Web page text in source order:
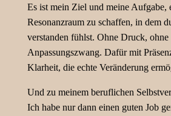
Es ist mein Ziel und meine Aufgabe,
Resonanzraum zu schaffen, in dem
verstanden fühlst. Ohne Druck, ohne
Anpassungszwang. Dafür mit
Klarheit, die echte Veränderung
Und zu meinem beruflichen
Ich habe nur dann einen guten Job